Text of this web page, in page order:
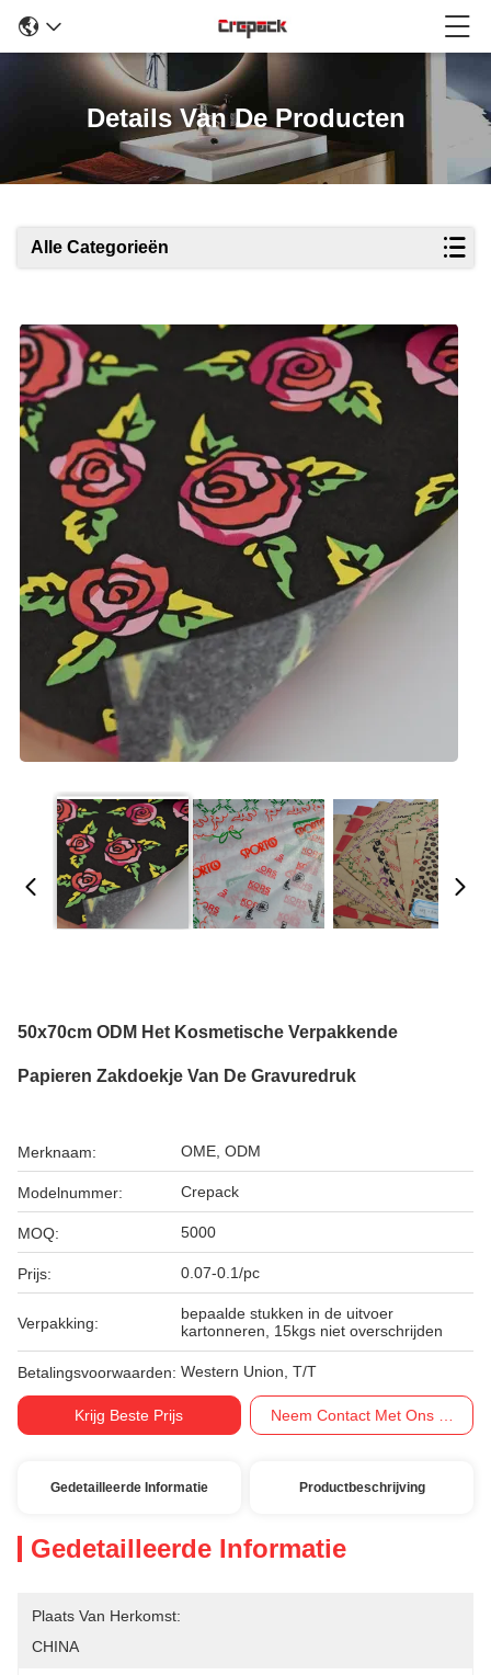
Details Van De Producten
Alle Categorieën
50x70cm ODM Het Kosmetische Verpakkende
Papieren Zakdoekje Van De Gravuredruk
Merknaam: OME, ODM
Modelnummer: Crepack
MOQ: 5000
Prijs: 0.07-0.1/pc
Verpakking:
bepaalde stukken in de uitvoer
kartonneren, 15kgs niet overschrijden
Betalingsvoorwaarden: Western Union, T/T
Krijg Beste Prijs Neem Contact Met Ons Op
Gedetailleerde Informatie Productbeschrijving
Gedetailleerde Informatie
Plaats Van Herkomst:
CHINA